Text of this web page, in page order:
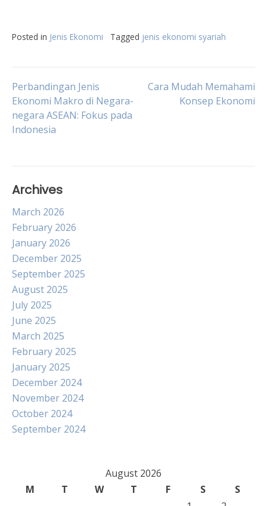
Posted in Jenis Ekonomi Tagged jenis ekonomi syariah
Post
navigation
Perbandingan Jenis
Ekonomi Makro di Negara-
negara ASEAN: Fokus pada
Indonesia
Cara Mudah Memahami
Konsep Ekonomi
Archives
March 2026
February 2026
January 2026
December 2025
September 2025
August 2025
July 2025
June 2025
March 2025
February 2025
January 2025
December 2024
November 2024
October 2024
September 2024
August 2026
M
T W T F S
S